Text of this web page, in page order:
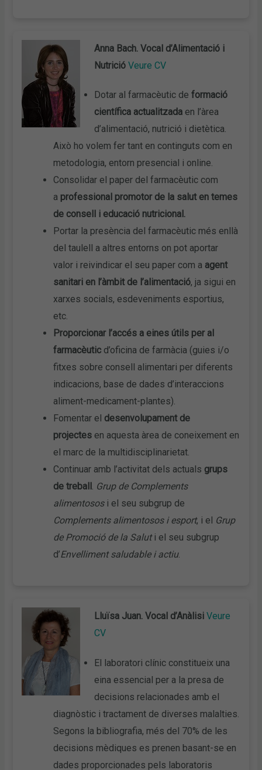
Anna Bach. Vocal d’Alimentació i
NutricióVeure CV
Dotar al farmacèutic deformació
científica actualitzada en l’àrea
d’alimentació, nutrició i dietètica.
Això ho volem fer tant en continguts com en
metodologia, entorn presencial i online.
Consolidar el paper del farmacèutic com
a professional promotor de la salut en temes
de consell i educació nutricional.
Portar la presència del farmacèutic més enllà
del taulell a altres entorns on pot aportar
valor i reivindicar el seu paper com a agent
sanitari en l’àmbit de l’alimentació, ja sigui en
xarxes socials, esdeveniments esportius,
etc.
Proporcionar l’accés a eines útils per al
farmacèutic d’oficina de farmàcia (guies i/o
fitxes sobre consell alimentari per diferents
indicacions, base de dades d’interaccions
aliment-medicament-plantes).
Fomentar el desenvolupament de
projectes en aquesta àrea de coneixement en
el marc de la multidisciplinarietat.
Continuar amb l’activitat dels actuals grups
de treball . Grup de Complements
alimentososi el seu subgrup de
Complements alimentosos i esport, i el Grup
de Promoció de la Saluti el seu subgrup
d’Envelliment saludable i actiu.
Lluïsa Juan. Vocal d’AnàlisiVeure
CV
El laboratori clínic constitueix una
eina essencial per a la presa de
decisions relacionades amb el
diagnòstic i tractament de diverses malalties.
Segons la bibliografia, més del 70% de les
decisions mèdiques es prenen basant-se en
dades proporcionades pels laboratoris